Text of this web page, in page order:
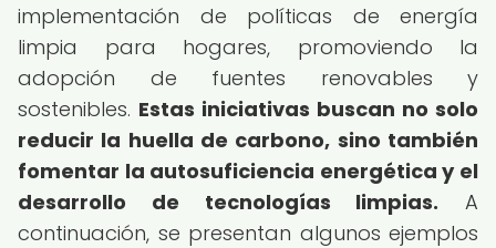
implementación de políticas de energía
limpia para hogares, promoviendo la
adopción de fuentes renovables y
sostenibles. Estas iniciativas buscan no solo
reducir la huella de carbono, sino también
fomentar la autosuficiencia energética y el
desarrollo de tecnologías limpias. A
continuación, se presentan algunos ejemplos